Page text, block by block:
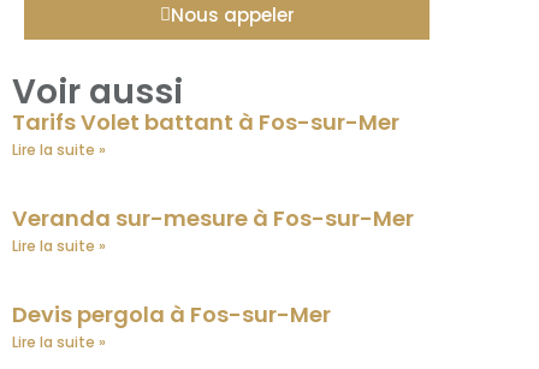
Nous appeler
Voir aussi
Tarifs Volet battant à Fos-sur-Mer
Lire la suite »
Veranda sur-mesure à Fos-sur-Mer
Lire la suite »
Devis pergola à Fos-sur-Mer
Lire la suite »